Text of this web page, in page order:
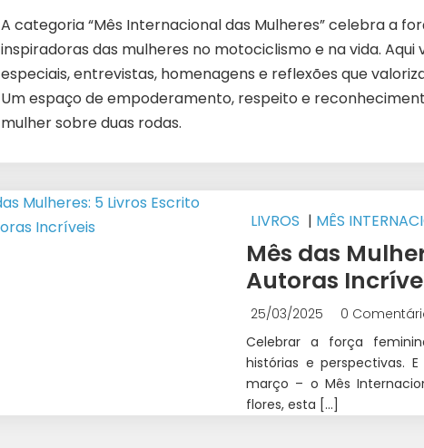
A categoria “Mês Internacional das Mulheres” celebra a
inspiradoras das mulheres no motociclismo e na vida.
especiais, entrevistas, homenagens e reflexões que
Um espaço de empoderamento, respeito e
mulher sobre duas rodas.
LIVROS | MÊS
Mês das
Autoras
25/03/2025
0
Celebrar a força
histórias e perspectivas.
março – o Mês
flores, esta […]